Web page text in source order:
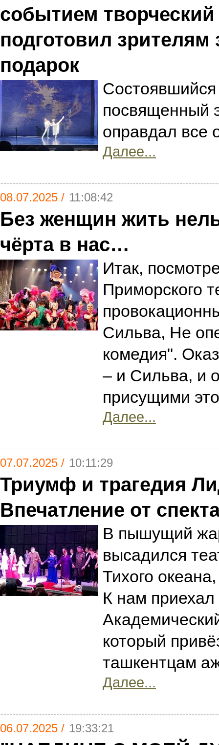
событием творческий
подготовил
подарок
Состоявшийся
посвященный
оправдал все
Далее...
08.07.2025 / 11:08:42
Без женщин жить
чёрта в нас…
Итак,
Приморского
Сильва, Не
комедия".
– и Сильва, и
присущими
Далее...
07.07.2025 / 10:11:29
Триумф и трагедия
Впечатление от
В пышущий
высадился
Тихого
К нам
который
ташкентцам
Далее...
06.07.2025 / 19:33:21